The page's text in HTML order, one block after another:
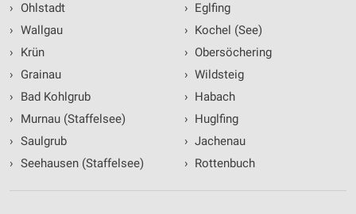
›
Ohlstadt
› Wallgau
›
Krün
›
Grainau
›
Bad Kohlgrub
›
Murnau (Staffelsee)
› Saulgrub
› Seehausen (Staffelsee)
› Eglfing
› Kochel (See)
› Obersöchering
› Wildsteig
› Habach
› Huglfing
› Jachenau
› Rottenbuch